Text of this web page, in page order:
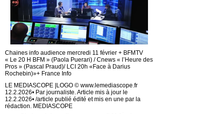
Chaines info audience mercredi 11 février + BFMTV
« Le 20 H BFM » (Paola Puerari) / Cnews « l’Heure des
Pros » (Pascal Praud)/ LCI 20h «Face à Darius
Rochebin)»+ France Info
LE MEDIASCOPE |LOGO © www.lemediascope.fr
12.2.2026• Par journaliste. Article mis à jour le
12.2.2026• /article publié édité et mis en une par la
rédaction. MEDIASCOPE